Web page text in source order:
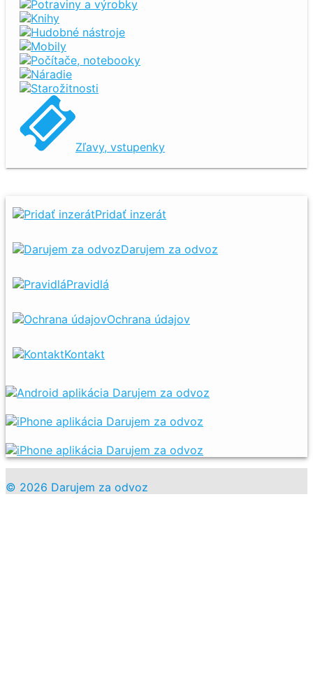
Potraviny a výrobky
Knihy
Hudobné nástroje
Mobily
Počítače, notebooky
Náradie
Starožitnosti
Zľavy, vstupenky
Pridať inzerát
Darujem za odvoz
Pravidlá
Ochrana údajov
Kontakt
© 2026 Darujem za odvoz